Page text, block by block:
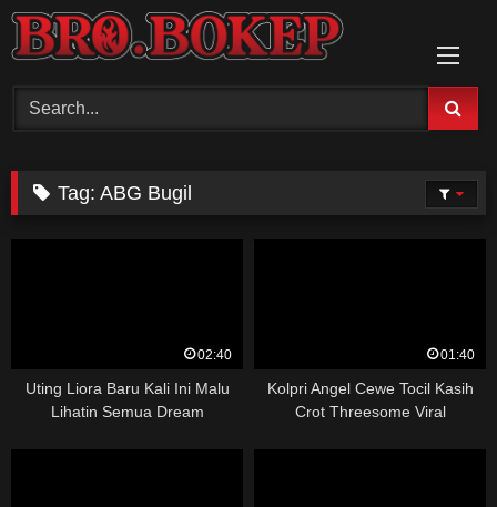
Skip
content
Tag:ABG Bugil
02:40
Uting Liora Baru Kali Ini Malu
Lihatin Semua Dream
01:40
Kolpri Angel Cewe Tocil Kasih
Crot Threesome Viral